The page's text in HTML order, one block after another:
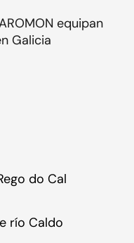
equipan
Galicia
do Cal
río Caldo